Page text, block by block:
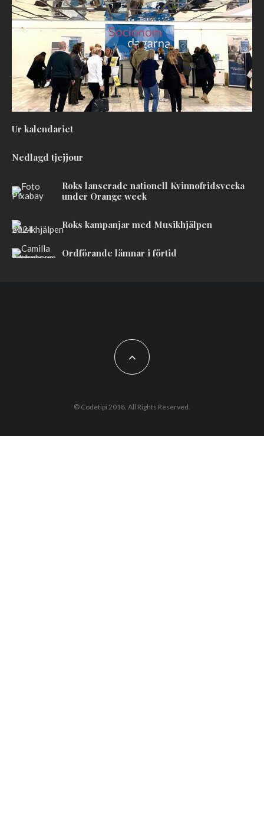
Ur kalendariet
Nedlagd tjejjour
Roks lanserade nationell Kvinnofridsvecka
under Orange week
Roks kampanjar med Musikhjälpen
Ordförande lämnar i förtid
© Codetipi 2018. All Rights Reserved.